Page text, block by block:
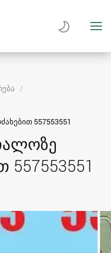
557553551
557553551